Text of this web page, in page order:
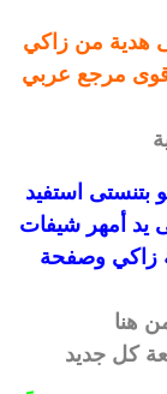
هدية من زاكي
مرجع عربي
استفيد
يد أمهر شيفات
زاكي وصفحة
هنا
كل جديد